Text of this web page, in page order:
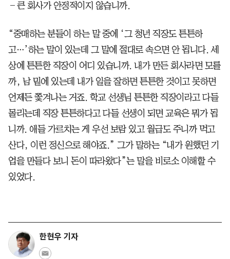
―큰 회사가 안정적이지 않습니까.
“중매하는 분들이 하는 말 중에 ‘그 청년 직장도 튼튼하
고…’하는 말이 있는데 그 말에 절대로 속으면 안 됩니다. 세
상에 튼튼한 직장이 어디 있습니까. 내가 만든 회사라면 모를
까, 남 밑에 있는데 내가 일을 잘하면 튼튼한 것이고 못하면
언제든 쫓겨나는 거죠. 학교 선생님 튼튼한 직장이라고 다들
몰리는데 직장 튼튼하다고 다들 선생이 되면 교육은 뭐가 됩
니까. 애들 가르치는 게 우선 보람 있고 월급도 주니까 먹고
산다, 이런 정신으로 해야죠.” 그가 말하는 “내가 원했던 기
업을 만들다 보니 돈이 따라왔다”는 말을 비로소 이해할 수
있었다.
한현우 기자